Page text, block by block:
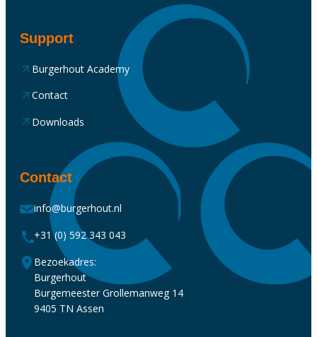
Support
Burgerhout Academy
Contact
Downloads
Contact
info@burgerhout.nl
+31 (0) 592 343 043
Bezoekadres:
Burgerhout
Burgemeester Grollemanweg 14
9405 TN Assen